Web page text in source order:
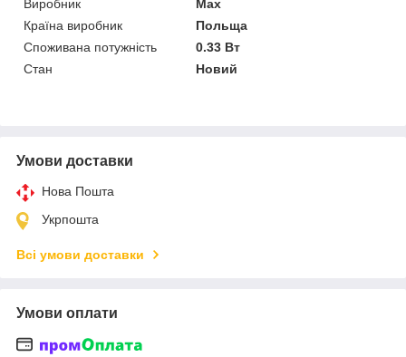
Виробник
Max
Країна виробник
Польща
Споживана потужність
0.33 Вт
Стан
Новий
Умови доставки
Нова Пошта
Укрпошта
Всі умови доставки
Умови оплати